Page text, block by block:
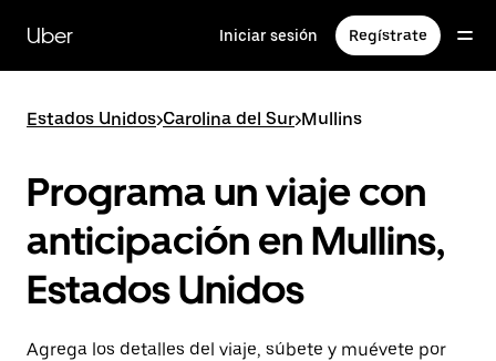
contenido
principal
Uber Iniciar sesión Regístrate
Estados Unidos>Carolina del Sur>Mullins
Programa un viaje con
anticipación en Mullins,
Estados Unidos
Agrega los detalles del viaje, súbete y muévete por